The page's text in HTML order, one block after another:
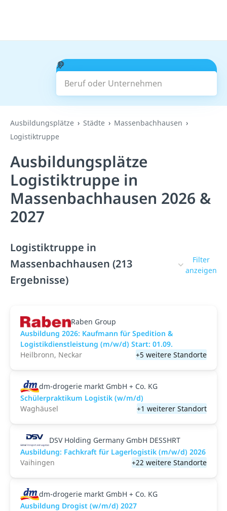
Beruf oder Unternehmen
Suchen
Ausbildungsplätze Städte
Massenbachhausen
Logistiktruppe
Ausbildungsplätze
Logistiktruppe in
Massenbachhausen 2026 &
2027
Logistiktruppe in
Massenbachhausen (213
Ergebnisse)
Filter
anzeigen
Raben Group
Ausbildung 2026: Kaufmann für Spedition &
Logistikdienstleistung (m/w/d) Start: 01.09.​
Heilbronn, Neckar
+5 weitere Standorte
dm-drogerie markt GmbH + Co. KG
Schülerpraktikum Logistik (w/m/d)
Waghäusel
+1 weiterer Standort
DSV Holding Germany GmbH DESSHRT
Ausbildung: Fachkraft für Lagerlogistik (m/w/d) 2026
Vaihingen
+22 weitere Standorte
dm-drogerie markt GmbH + Co. KG
Ausbildung Drogist (w/m/d) 2027